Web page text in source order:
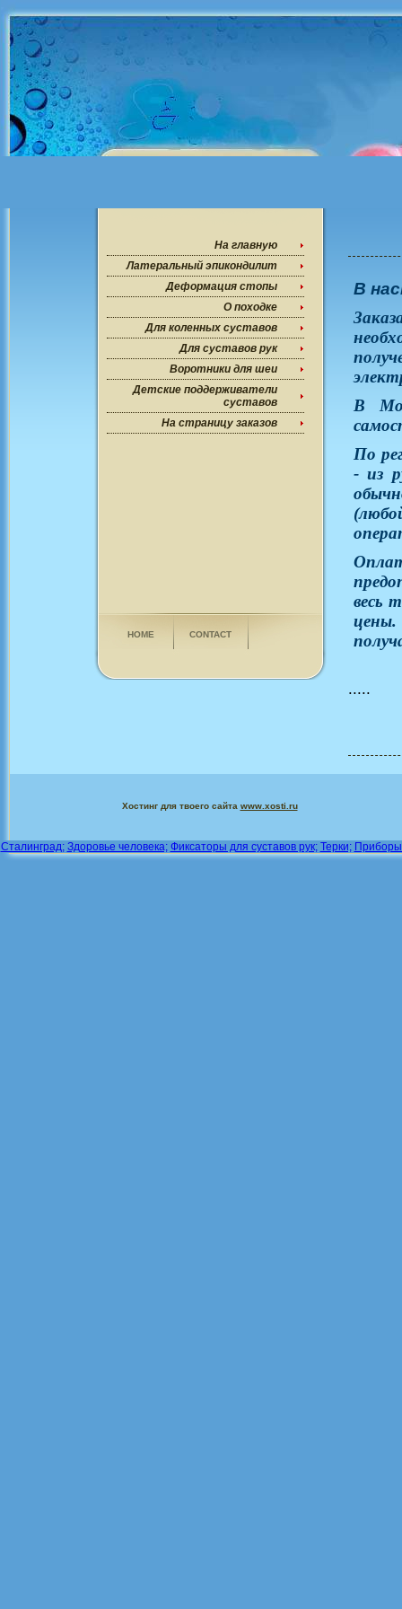
На главную
Латеральный эпикондилит
Деформация стопы
О походке
Для коленных суставов
Для суставов рук
Воротники для шеи
Детские поддерживатели
суставов
На страницу заказов
HOME CONTACT
В
В
По
- из
весь
цены.
.....
Хостинг для твоего сайта www.xosti.ru
Сталинград; Здоровье человека; Фиксаторы для суставов рук; Терки; Приборы